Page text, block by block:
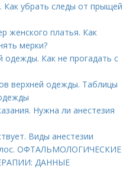
убрать следы от прыщей
женского платья. Как
мерки?
одежды. Как не прогадать с
верхней одежды. Таблицы
Нужна ли анестезия
Виды анестезии
ОФТАЛЬМОЛОГИЧЕСКИЕ
ДАННЫЕ